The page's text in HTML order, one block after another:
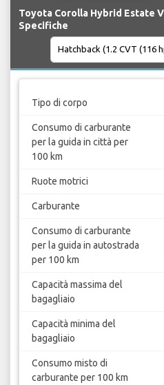
Toyota Corolla Hybrid Estate
Specifiche
Tipo di corpo
Consumo di carburante
per la guida in città per
100 km
Ruote motrici
Carburante
Consumo di carburante
per la guida in autostrada
per 100 km
Capacità massima del
bagagliaio
Capacità minima del
bagagliaio
Consumo misto di
carburante per 100 km